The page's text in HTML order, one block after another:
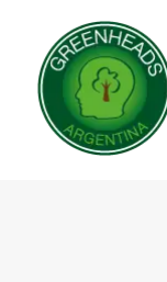
content